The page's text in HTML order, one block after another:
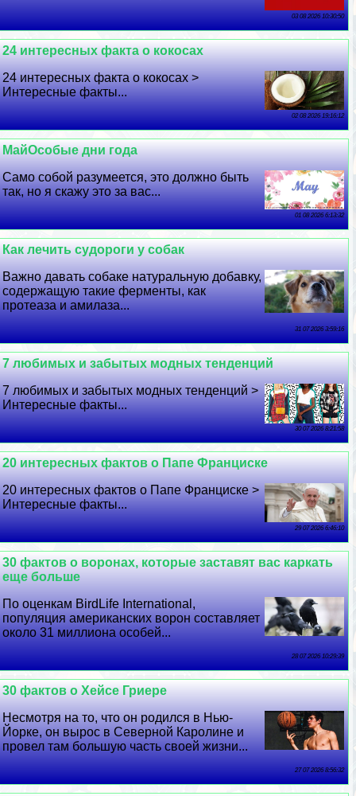
03 08 2026 10:30:50
24 интересных факта о кокосах
24 интересных факта о кокосах >
Интересные факты...
02 08 2026 19:16:12
МайОсобые дни года
Само собой разумеется, это должно быть
так, но я скажу это за вас...
01 08 2026 6:13:32
Как лечить судороги у собак
Важно давать собаке натуральную добавку,
содержащую такие ферменты, как
протеаза и амилаза...
31 07 2026 3:59:16
7 любимых и забытых модных тенденций
7 любимых и забытых модных тенденций >
Интересные факты...
30 07 2026 8:21:58
20 интересных фактов о Папе Франциске
20 интересных фактов о Папе Франциске >
Интересные факты...
29 07 2026 6:46:10
30 фактов о воронах, которые заставят вас каркать
еще больше
По оценкам BirdLife International,
популяция американских ворон составляет
около 31 миллиона особей...
28 07 2026 10:29:39
30 фактов о Хейсе Гриере
Несмотря на то, что он родился в Нью-
Йорке, он вырос в Северной Каролине и
провел там большую часть своей жизни...
27 07 2026 8:56:32